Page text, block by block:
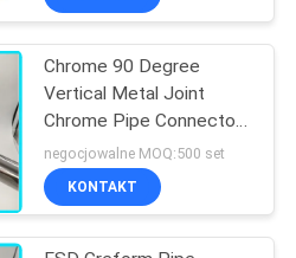
złącza
Chrome 90 Degree
Vertical Metal Joint
Chrome Pipe Connectors
For ESD Pipe Rack
negocjowalne MOQ:500 set
KONTAKT